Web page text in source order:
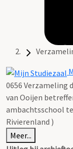
0656 Verzameling
van Ooijen
ambachtsschool
Rivierenland )
Meer...